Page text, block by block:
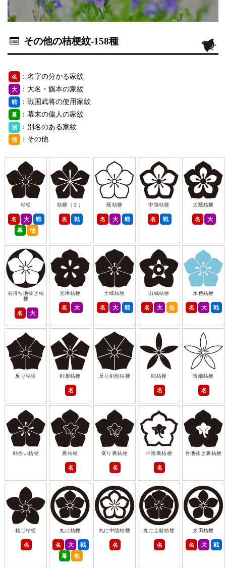
その他の桔梗紋-158種
名 ：名字の分かる家紋
大 ：大名・旗本の家紋
戦 ：戦国武将の使用家紋
幕 ：幕末の偉人の家紋
別 ：別名のある家紋
他 ：その他
桔梗
名 大
戦
幕
他
桔梗（２）
名 戦
蔭桔梗
名 大 戦
中陰桔梗
名 戦
太蔭桔梗
名 大
石持ち地抜き桔
梗
名 大
光琳桔梗
名 大
土岐桔梗
名 大 戦
山城桔梗
名 大 他
水色桔梗
名 大 戦
反り桔梗 剣形桔梗
名
反り剣形桔梗 細桔梗
名
陰細桔梗
名
剣香い桔梗 裏桔梗
名
変り裏桔梗
名
中陰裏桔梗
名
台地抜き裏桔梗
捻じ桔梗
名
丸に桔梗
名 大
戦
幕
他
丸に中陰桔梗
名
丸に土岐桔梗
名
太田桔梗
名 大 戦